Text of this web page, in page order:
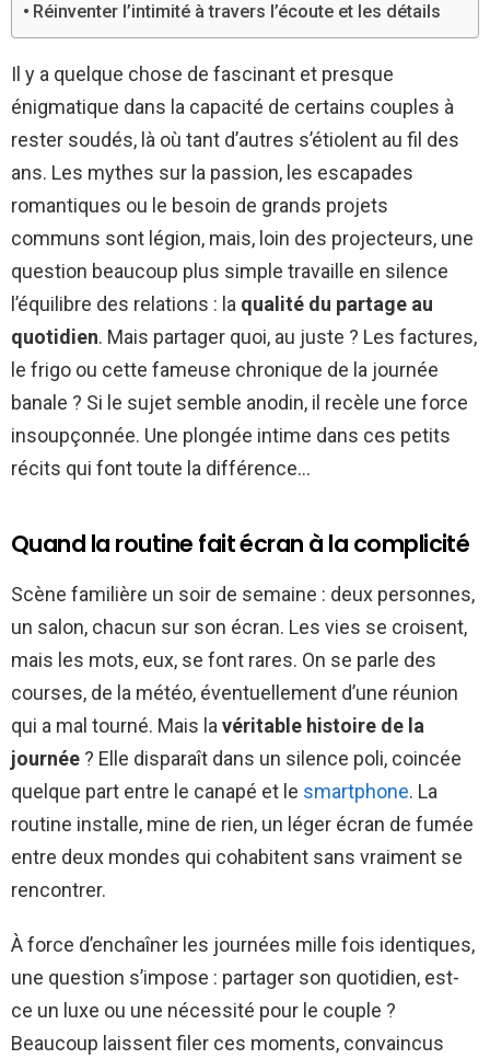
Réinventer l’intimité à travers l’écoute et les détails
Il y a quelque chose de fascinant et presque
énigmatique dans la capacité de certains couples à
rester soudés, là où tant d’autres s’étiolent au fil des
ans. Les mythes sur la passion, les escapades
romantiques ou le besoin de grands projets
communs sont légion, mais, loin des projecteurs, une
question beaucoup plus simple travaille en silence
l’équilibre des relations : la qualité du partage au
quotidien. Mais partager quoi, au juste ? Les factures,
le frigo ou cette fameuse chronique de la journée
banale ? Si le sujet semble anodin, il recèle une force
insoupçonnée. Une plongée intime dans ces petits
récits qui font toute la différence…
Quand la routine fait écran à la complicité
Scène familière un soir de semaine : deux personnes,
un salon, chacun sur son écran. Les vies se croisent,
mais les mots, eux, se font rares. On se parle des
courses, de la météo, éventuellement d’une réunion
qui a mal tourné. Mais la véritable histoire de la
journée ? Elle disparaît dans un silence poli, coincée
quelque part entre le canapé et le smartphone. La
routine installe, mine de rien, un léger écran de fumée
entre deux mondes qui cohabitent sans vraiment se
rencontrer.
À force d’enchaîner les journées mille fois identiques,
une question s’impose : partager son quotidien, est-
ce un luxe ou une nécessité pour le couple ?
Beaucoup laissent filer ces moments, convaincus